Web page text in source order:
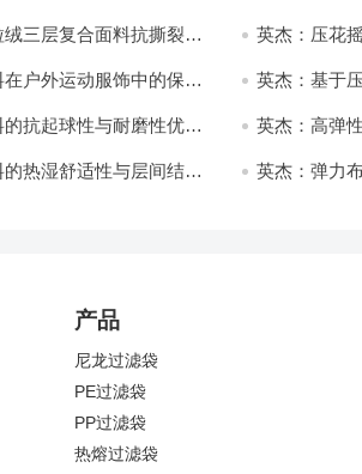
三层复合面料抗撕裂与
英杰：压花
户外运动服饰中的保暖
英杰：基于
抗起球性与耐磨性优化
英杰：高弹
热湿舒适性与层间结合
英杰：弹力
产品
尼龙过滤袋
PE过滤袋
PP过滤袋
热熔过滤袋